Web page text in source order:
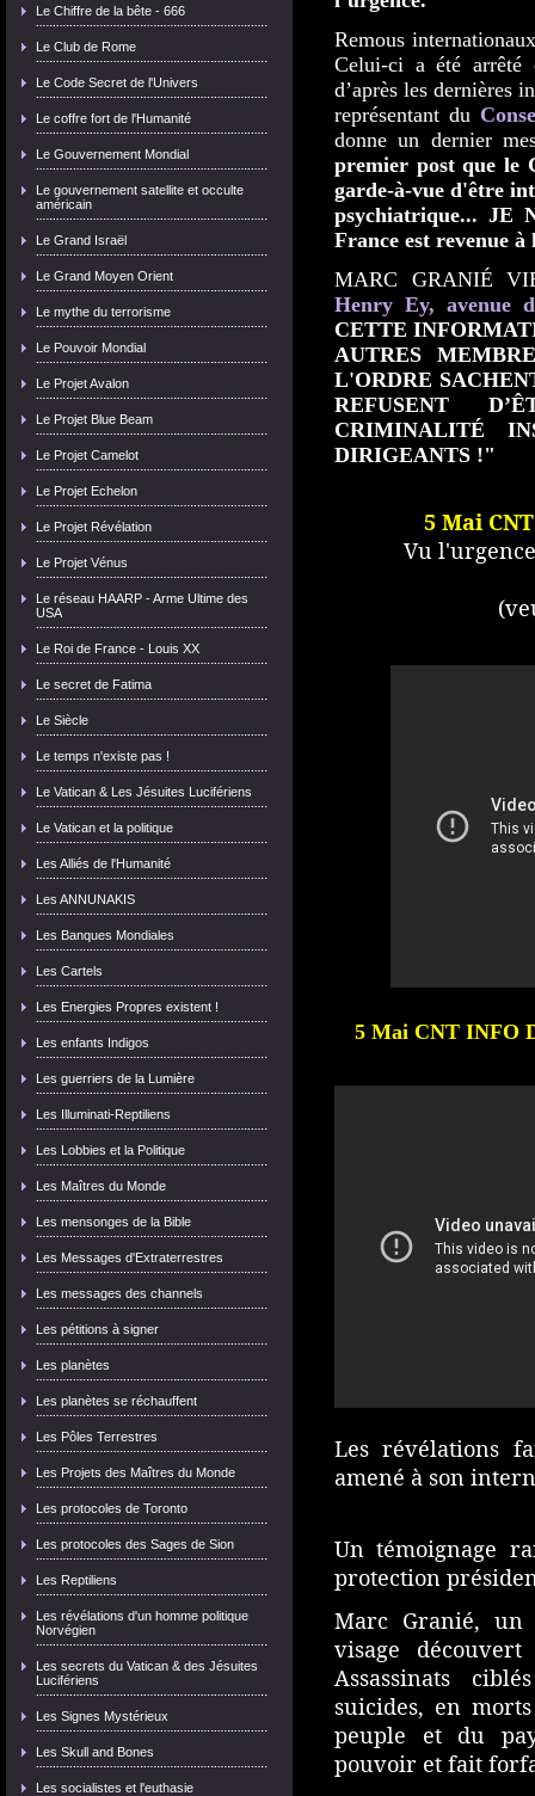
Le Chiffre de la bête - 666
Le Club de Rome
Le Code Secret de l'Univers
Le coffre fort de l'Humanité
Le Gouvernement Mondial
Le gouvernement satellite et occulte
américain
Le Grand Israël
Le Grand Moyen Orient
Le mythe du terrorisme
Le Pouvoir Mondial
Le Projet Avalon
Le Projet Blue Beam
Le Projet Camelot
Le Projet Echelon
Le Projet Révélation
Le Projet Vénus
Le réseau HAARP - Arme Ultime des
USA
Le Roi de France - Louis XX
Le secret de Fatima
Le Siècle
Le temps n'existe pas !
Le Vatican & Les Jésuites Lucifériens
Le Vatican et la politique
Les Alliés de l'Humanité
Les ANNUNAKIS
Les Banques Mondiales
Les Cartels
Les Energies Propres existent !
Les enfants Indigos
Les guerriers de la Lumière
Les Illuminati-Reptiliens
Les Lobbies et la Politique
Les Maîtres du Monde
Les mensonges de la Bible
Les Messages d'Extraterrestres
Les messages des channels
Les pétitions à signer
Les planètes
Les planètes se réchauffent
Les Pôles Terrestres
Les Projets des Maîtres du Monde
Les protocoles de Toronto
Les protocoles des Sages de Sion
Les Reptiliens
Les révélations d'un homme politique
Norvégien
Les secrets du Vatican & des Jésuites
Lucifériens
Les Signes Mystérieux
Les Skull and Bones
Les socialistes et l'euthasie
Remous
Celui-ci a été arrêté
d’après les dernières
représentant du
donne un dernier
premier post que le
garde-à-vue d'être
psychiatrique... JE
France est revenue
MARC GRANIÉ
Henry Ey, avenue
CETTE
AUTRES
L'ORDRE
REFUSENT
CRIMINALITÉ
DIRIGEANTS !"
5 Mai
Vu
5 Mai CNT INFO
Les révélations
amené à son
Un témoignage
protection
Marc Granié, un
visage
Assassinats
suicides, en
peuple et du
pouvoir et fait